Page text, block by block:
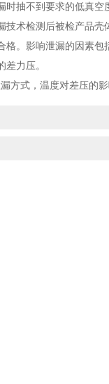
抽不到要求的低真空
检测后被检产品壳
。影响泄漏的因素
力压。
式，温度对差压的影